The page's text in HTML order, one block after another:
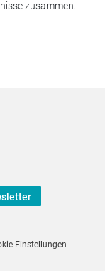
zusammen.
Einstellungen